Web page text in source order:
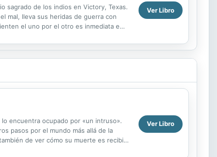
sagrado de los indios en Victory, Texas.
mal, lleva sus heridas de guerra con
el uno por el otro es inmediata e
Ver Libro
encuentra ocupado por «un intruso».
pasos por el mundo más allá de la
de ver cómo su muerte es recibida
Ver Libro